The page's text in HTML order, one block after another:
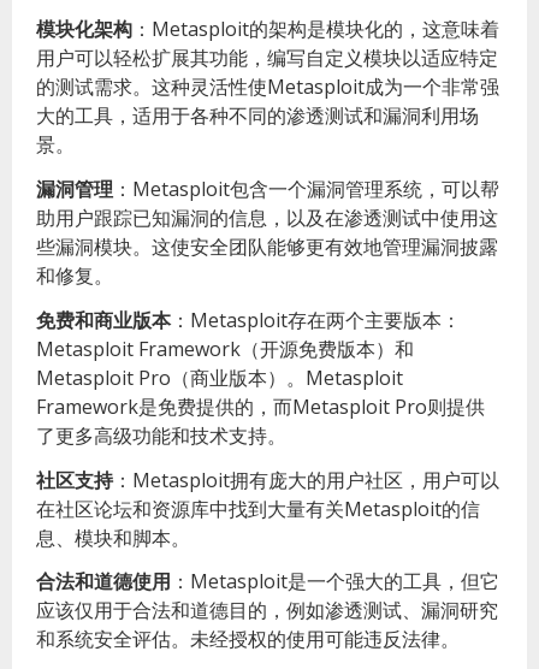
模块化架构 ：Metasploit的架构是模块化的，这意味着
用户可以轻松扩展其功能，编写自定义模块以适应特定
的测试需求。这种灵活性使Metasploit成为一个非常强
大的工具，适用于各种不同的渗透测试和漏洞利用场
景。
漏洞管理 ：Metasploit包含一个漏洞管理系统，可以帮
助用户跟踪已知漏洞的信息，以及在渗透测试中使用这
些漏洞模块。这使安全团队能够更有效地管理漏洞披露
和修复。
免费和商业版本：Metasploit存在两个主要版本：
Metasploit Framework（开源免费版本）和
Metasploit Pro（商业版本）。Metasploit
Framework是免费提供的，而Metasploit Pro则提供
了更多高级功能和技术支持。
社区支持：Metasploit拥有庞大的用户社区，用户可以
在社区论坛和资源库中找到大量有关Metasploit的信
息、模块和脚本。
合法和道德使用 ：Metasploit是一个强大的工具，但它
应该仅用于合法和道德目的，例如渗透测试、漏洞研究
和系统安全评估。未经授权的使用可能违反法律。